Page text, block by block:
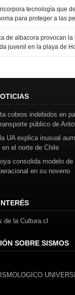
tecnología que
para proteger a las
de albacora provocan la
juvenil en la playa de
cobros indebidos en
público de
UA explica inusual
el norte de Chile
consolida modelo de
en su noveno
de la Cultura.cl
SOBRE SISMOS